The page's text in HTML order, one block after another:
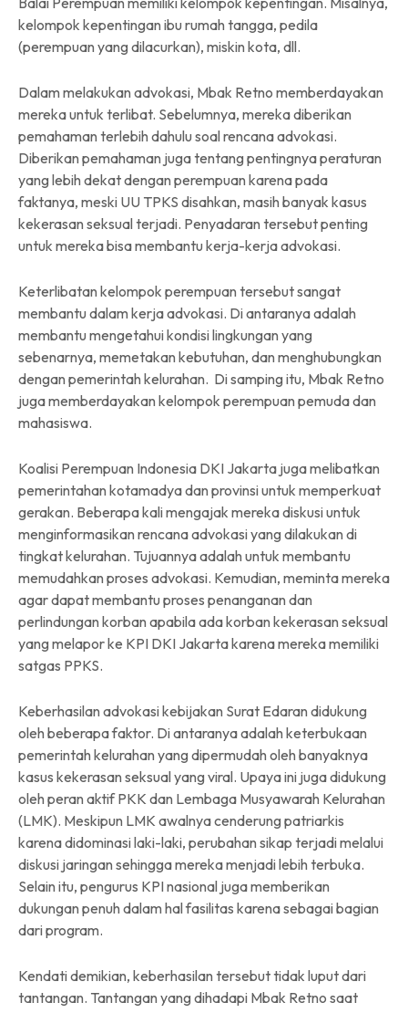
kelompok kepentingan ibu rumah tangga, pedila
(perempuan yang dilacurkan), miskin kota, dll.
Dalam melakukan advokasi, Mbak Retno memberdayakan
mereka untuk terlibat. Sebelumnya, mereka diberikan
pemahaman terlebih dahulu soal rencana advokasi.
Diberikan pemahaman juga tentang pentingnya peraturan
yang lebih dekat dengan perempuan karena pada
faktanya, meski UU TPKS disahkan, masih banyak kasus
kekerasan seksual terjadi. Penyadaran tersebut penting
untuk mereka bisa membantu kerja-kerja advokasi.
Keterlibatan kelompok perempuan tersebut sangat
membantu dalam kerja advokasi. Di antaranya adalah
membantu mengetahui kondisi lingkungan yang
sebenarnya, memetakan kebutuhan, dan menghubungkan
dengan pemerintah kelurahan. Di samping itu, Mbak Retno
juga memberdayakan kelompok perempuan pemuda dan
mahasiswa.
Koalisi Perempuan Indonesia DKI Jakarta juga melibatkan
pemerintahan kotamadya dan provinsi untuk memperkuat
gerakan. Beberapa kali mengajak mereka diskusi untuk
menginformasikan rencana advokasi yang dilakukan di
tingkat kelurahan. Tujuannya adalah untuk membantu
memudahkan proses advokasi. Kemudian, meminta mereka
agar dapat membantu proses penanganan dan
perlindungan korban apabila ada korban kekerasan seksual
yang melapor ke KPI DKI Jakarta karena mereka memiliki
satgas PPKS.
Keberhasilan advokasi kebijakan Surat Edaran didukung
oleh beberapa faktor. Di antaranya adalah keterbukaan
pemerintah kelurahan yang dipermudah oleh banyaknya
kasus kekerasan seksual yang viral. Upaya ini juga didukung
oleh peran aktif PKK dan Lembaga Musyawarah Kelurahan
(LMK). Meskipun LMK awalnya cenderung patriarkis
karena didominasi laki-laki, perubahan sikap terjadi melalui
diskusi jaringan sehingga mereka menjadi lebih terbuka.
Selain itu, pengurus KPI nasional juga memberikan
dukungan penuh dalam hal fasilitas karena sebagai bagian
dari program.
Kendati demikian, keberhasilan tersebut tidak luput dari
tantangan. Tantangan yang dihadapi Mbak Retno saat